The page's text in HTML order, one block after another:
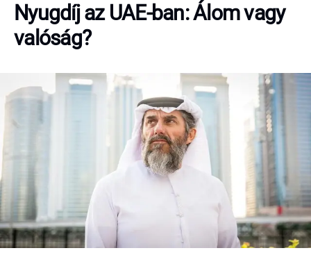
Nyugdíj az UAE-ban: Álom vagy
valóság?